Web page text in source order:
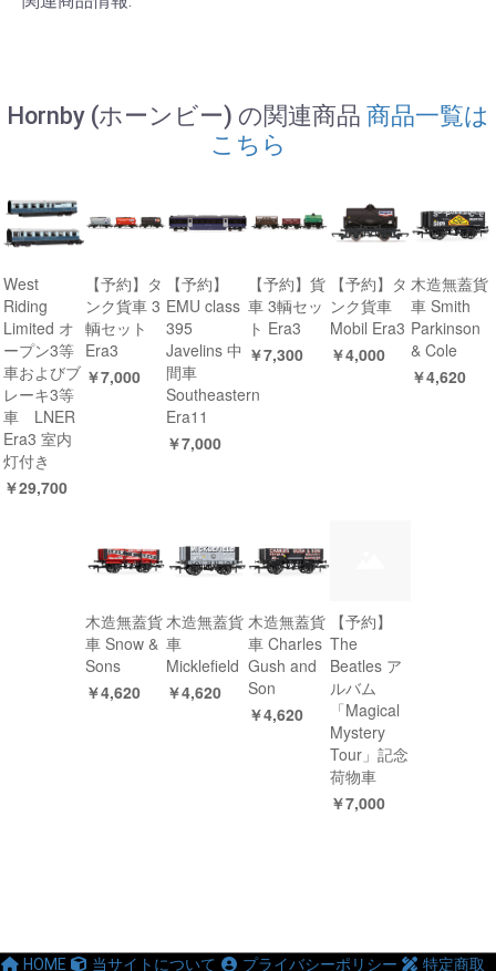
Hornby (ホーンビー) の関連商品 商品一覧は
こちら
West
Riding
Limited オ
ープン3等
車およびブ
レーキ3等
車 LNER
Era3 室内
灯付き
￥29,700
【予約】タ
ンク貨車 3
輌セット
Era3
￥7,000
【予約】
EMU class
395
Javelins 中
間車
Southeastern
Era11
￥7,000
【予約】貨
車 3輌セッ
ト Era3
￥7,300
【予約】タ
ンク貨車
Mobil Era3
￥4,000
木造無蓋貨
車 Smith
Parkinson
& Cole
￥4,620
木造無蓋貨
車 Snow &
Sons
￥4,620
木造無蓋貨
車
Micklefield
￥4,620
木造無蓋貨
車 Charles
Gush and
Son
￥4,620
【予約】
The
Beatles ア
ルバム
「Magical
Mystery
Tour」記念
荷物車
￥7,000
HOME 当サイトについて プライバシーポリシー 特定商取